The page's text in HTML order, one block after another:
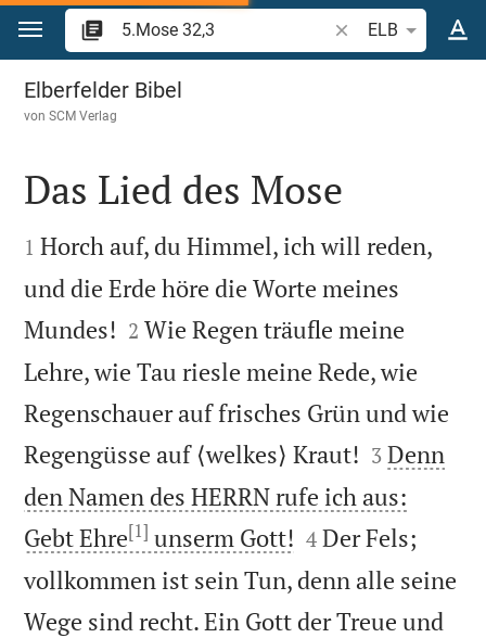
Zum Inhalt springen
Bibelstelle oder
ELB
5.Mose 32
Elberfelder Bibel
vonSCM Verlag

Das Lied des Mose

1 Horch auf, du Himmel, ich will reden,
und die Erde höre die Worte meines
Mundes! 

2 Wie Regen träufle meine
Lehre, wie Tau riesle meine Rede, wie
Regenschauer auf frisches Grün und wie
Regengüsse auf ⟨welkes⟩ Kraut! 

3 Denn
den Namen des HERRN rufe ich aus:
Gebt Ehre[1] unserm Gott! 

4 Der Fels;
vollkommen ist sein Tun, denn alle seine
Wege sind recht. Ein Gott der Treue und